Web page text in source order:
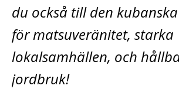
du också till den
för matsuveränitet, starka
lokalsamhällen, och
jordbruk!